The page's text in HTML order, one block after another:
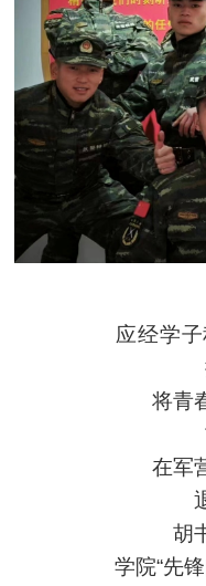
应经学
将青
在军
胡
学院“先